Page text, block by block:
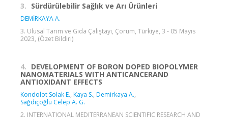
3. Sürdürülebilir Sağlık ve Arı Ürünleri
DEMİRKAYA A.
3. Ulusal Tarım ve Gıda Çalıştayı, Çorum, Türkiye, 3 - 05 Mayıs
2023, (Özet Bildiri)
4. DEVELOPMENT OF BORON DOPED BIOPOLYMER
NANOMATERIALS WITH ANTICANCERAND
ANTIOXIDANT EFFECTS
Kondolot Solak E., Kaya S., Demirkaya A.,
Sağdıçoğlu Celep A. G.
2. INTERNATIONAL MEDITERRANEAN SCIENTIFIC RESEARCH AND